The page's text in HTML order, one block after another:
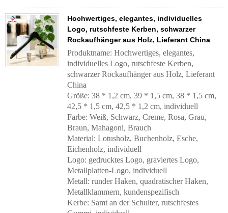
Hochwertiges, elegantes, individuelles
Logo, rutschfeste Kerben, schwarzer
Rockaufhänger aus Holz, Lieferant China
Produktname: Hochwertiges, elegantes,
individuelles Logo, rutschfeste Kerben,
schwarzer Rockaufhänger aus Holz, Lieferant
China
Größe: 38 * 1,2 cm, 39 * 1,5 cm, 38 * 1,5 cm,
42,5 * 1,5 cm, 42,5 * 1,2 cm, individuell
Farbe: Weiß, Schwarz, Creme, Rosa, Grau,
Braun, Mahagoni, Brauch
Material: Lotusholz, Buchenholz, Esche,
Eichenholz, individuell
Logo: gedrucktes Logo, graviertes Logo,
Metallplatten-Logo, individuell
Metall: runder Haken, quadratischer Haken,
Metallklammern, kundenspezifisch
Kerbe: Samt an der Schulter, rutschfestes